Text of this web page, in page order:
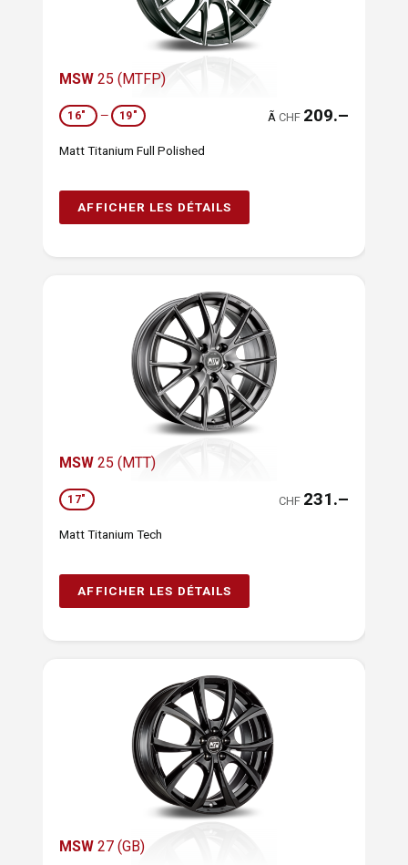
MSW 25 (MTFP)
16" — 19" ÃCHF 209.–
Matt Titanium Full Polished
AFFICHER LES DÉTAILS
MSW 25 (MTT)
17" CHF 231.–
Matt Titanium Tech
AFFICHER LES DÉTAILS
MSW 27 (GB)